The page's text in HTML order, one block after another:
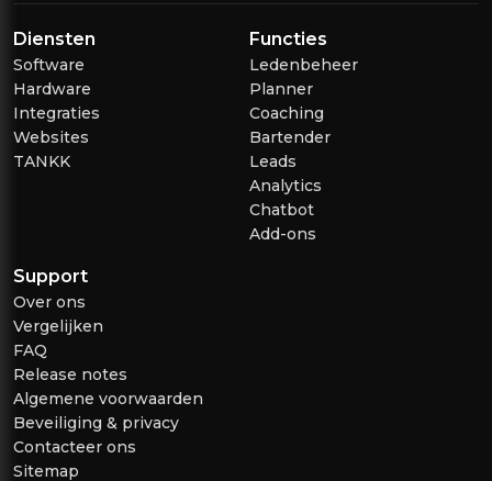
Diensten
Software
Hardware
Integraties
Websites
TANKK
Functies
Ledenbeheer
Planner
Coaching
Bartender
Leads
Analytics
Chatbot
Add-ons
Support
Over ons
Vergelijken
FAQ
Release notes
Algemene voorwaarden
Beveiliging & privacy
Contacteer ons
Sitemap